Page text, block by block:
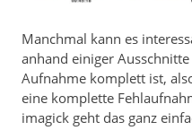
Manchmal kann es
anhand einiger
Aufnahme komplett ist,
eine komplette
imagick geht das ganz